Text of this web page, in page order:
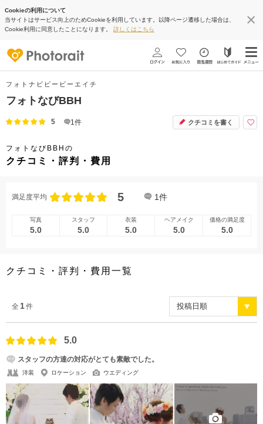
Cookieの利用について
当サイトはサービス向上のためCookieを利用しています。以降ページ遷移した場合は、
Cookie利用に同意したことになります。 詳しくはこちら
フォトナビビービーエイチ
フォトなびBBH
5 1 件 クチコミを書く
フォトなびBBHの
クチコミ・評判・費用
満足度平均 5 1件
写真
5.0
スタッフ
5.0
衣装
5.0
ヘアメイク
5.0
価格の満足度
5.0
クチコミ・評判・費用一覧
全 1件
5.0
スタッフの方達の対応がとても素敵でした。
洋装 ロケーション ウエディング